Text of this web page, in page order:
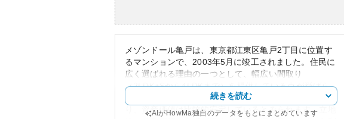
メゾンドール亀戸は、東京都江東区亀戸2丁目に位置す
るマンションで、2003年5月に竣工されました。住民に
広く選ばれる理由の一つとして、幅広い間取り
（2LDK+Sから4LDKまで）を提供している点が挙げら
れます。価格帯は3,280万円から5,780万円となってお
り、資産価値は比較的安定しているとみられます。立地
続きを読む
AIがHowMa独自のデータをもとにまとめています